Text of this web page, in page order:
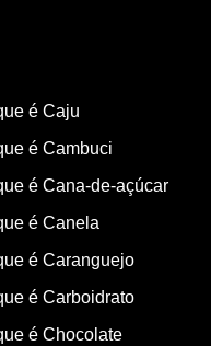
é Caju
é Cambuci
é Cana-de-açúcar
é Canela
é Caranguejo
é Carboidrato
é Chocolate